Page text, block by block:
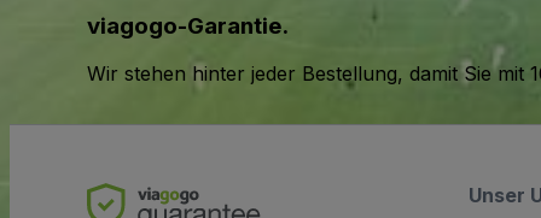
viagogo-Garantie.
Wir stehen hinter jeder Bestellung, damit Sie
Unser